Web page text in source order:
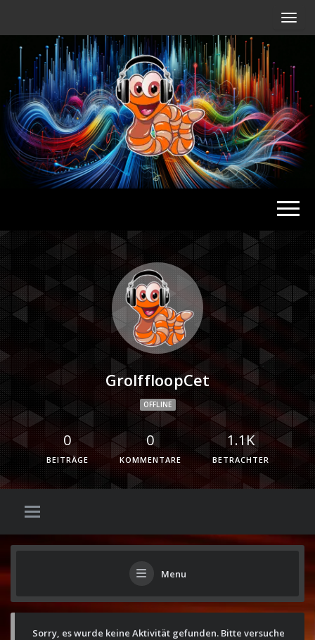
Radio
GrolffloopCet
OFFLINE
0
BEITRÄGE
0
KOMMENTARE
1.1K
BETRACHTER
Menu
Sorry, es wurde keine Aktivität gefunden. Bitte versuche